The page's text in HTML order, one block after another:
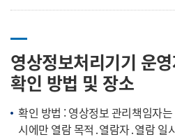
영상정보처리기기 운
확인 방법 및 장소
확인 방법 : 영상정보 관리책임자
시에만 열람 목적․열람자․열람 일